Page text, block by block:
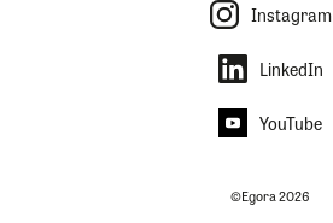
Instagram
LinkedIn
YouTube
©Egora 2026